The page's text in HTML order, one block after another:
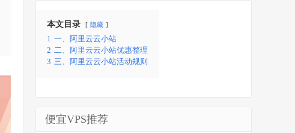
本文目录 隐藏
1 一、阿里云云小站
2 二、阿里云云小站优惠整理
3 三、阿里云云小站活动规则
便宜VPS推荐